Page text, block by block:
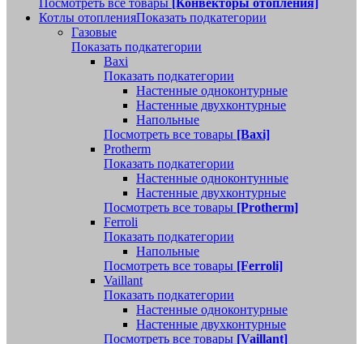
Посмотреть все товары [Конвекторы отопления]
Котлы отопленияПоказать подкатегории
Газовые
Показать подкатегории
Baxi
Показать подкатегории
Настенные одноконтурные
Настенные двухконтурные
Напольные
Посмотреть все товары [Baxi]
Protherm
Показать подкатегории
Настенные одноконтунные
Настенные двухконтурные
Посмотреть все товары [Protherm]
Ferroli
Показать подкатегории
Напольные
Посмотреть все товары [Ferroli]
Vaillant
Показать подкатегории
Настенные одноконтурные
Настенные двухконтурные
Посмотреть все товары [Vaillant]